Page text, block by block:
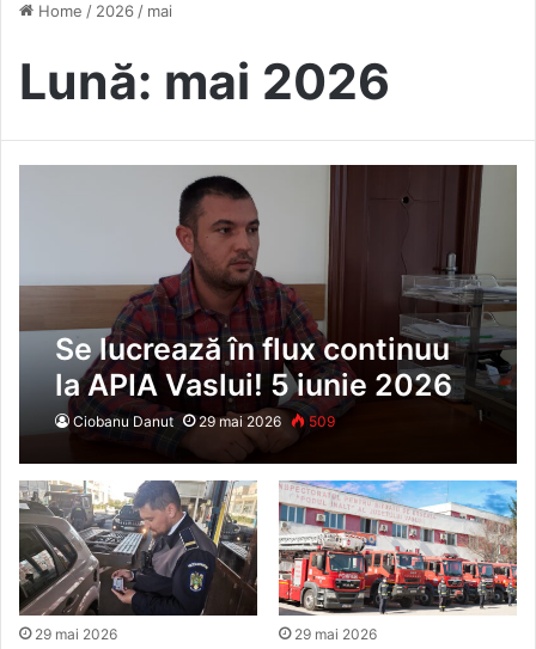
Home / 2026 / mai
Lună: mai 2026
Se lucrează în flux continuu
la APIA Vaslui! 5 iunie 2026
este ultima zi în care fermierii
mai pot depune cererile de
plată
Ciobanu Danut 29 mai 2026 509
29 mai 2026 29 mai 2026